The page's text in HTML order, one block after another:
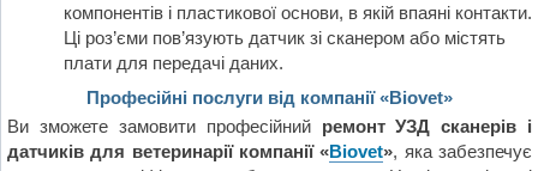
компонентів і пластикової основи, в якій впаяні контакти.
Ці роз’єми пов’язують датчик зі сканером або містять
плати для передачі даних.
Професійні послуги від компанії «Biovet»
Ви зможете замовити професійнийремонт УЗД сканерів і
датчиків для ветеринарії компанії «Biovet», яка забезпечує